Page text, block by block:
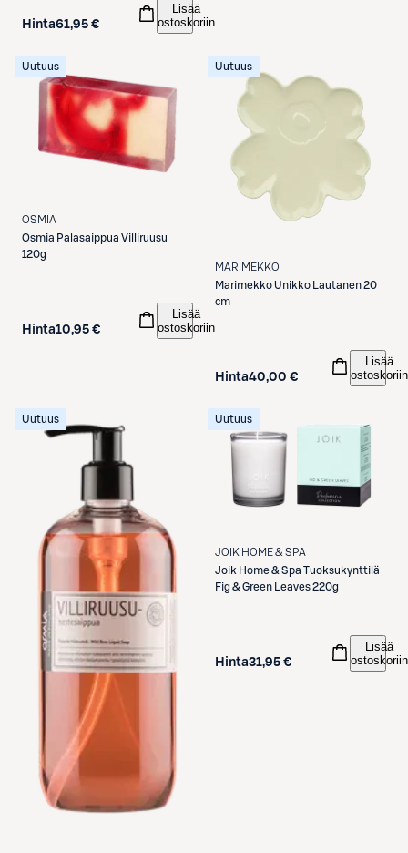
Hinta61,95 €
Lisää
ostoskoriin
Uutuus
OSMIA
Osmia Palasaippua Villiruusu
120g
Hinta10,95 €
Lisää
ostoskoriin
Uutuus
MARIMEKKO
MarimekkoUnikko Lautanen 20
cm
Hinta40,00 €
Lisää
ostoskoriin
Uutuus Uutuus
JOIK HOME & SPA
Joik Home & Spa Tuoksukynttilä
Fig & Green Leaves 220g
Hinta31,95 €
Lisää
ostoskoriin